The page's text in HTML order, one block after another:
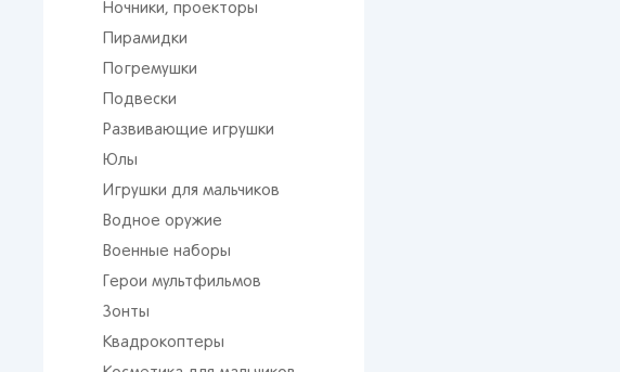
Ночники, проекторы
Пирамидки
Погремушки
Подвески
Развивающие игрушки
Юлы
Игрушки для мальчиков
Водное оружие
Военные наборы
Герои мультфильмов
Зонты
Квадрокоптеры